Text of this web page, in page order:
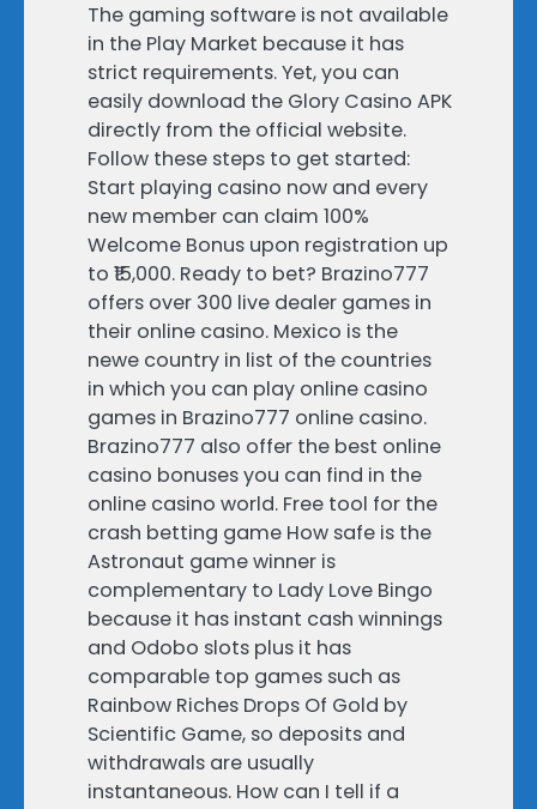
The gaming software is not available
in the Play Market because it has
strict requirements. Yet, you can
easily download the Glory Casino APK
directly from the official website.
Follow these steps to get started:
Start playing casino now and every
new member can claim 100%
Welcome Bonus upon registration up
to ₹15,000. Ready to bet? Brazino777
offers over 300 live dealer games in
their online casino. Mexico is the
newe country in list of the countries
in which you can play online casino
games in Brazino777 online casino.
Brazino777 also offer the best online
casino bonuses you can find in the
online casino world. Free tool for the
crash betting game How safe is the
Astronaut game winner is
complementary to Lady Love Bingo
because it has instant cash winnings
and Odobo slots plus it has
comparable top games such as
Rainbow Riches Drops Of Gold by
Scientific Game, so deposits and
withdrawals are usually
instantaneous. How can I tell if a